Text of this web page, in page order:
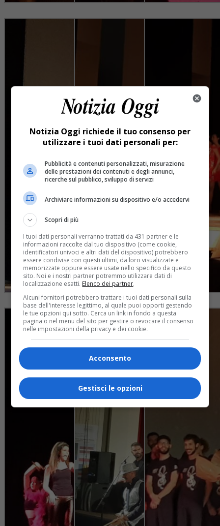
Notizia Oggi richiede il tuo consenso per
utilizzare i tuoi dati personali per:
Pubblicità e contenuti personalizzati, misurazione
delle prestazioni dei contenuti e degli annunci,
ricerche sul pubblico, sviluppo di servizi
Archiviare informazioni su dispositivo e/o accedervi
Scopri di più
I tuoi dati personali verranno trattati da 431 partner e le
informazioni raccolte dal tuo dispositivo (come cookie,
identificatori univoci e altri dati del dispositivo) potrebbero
essere condivise con questi ultimi, da loro visualizzate e
memorizzate oppure essere usate nello specifico da questo
sito. Noi e i nostri partner potremmo utilizzare dati di
localizzazione esatti. Elenco dei partner.
Alcuni fornitori potrebbero trattare i tuoi dati personali sulla
base dell'interesse legittimo, al quale puoi opporti gestendo
le tue opzioni qui sotto. Cerca un link in fondo a questa
pagina o nel menu del sito per gestire o revocare il consenso
nelle impostazioni della privacy e dei cookie.
Acconsento
Gestisci le opzioni